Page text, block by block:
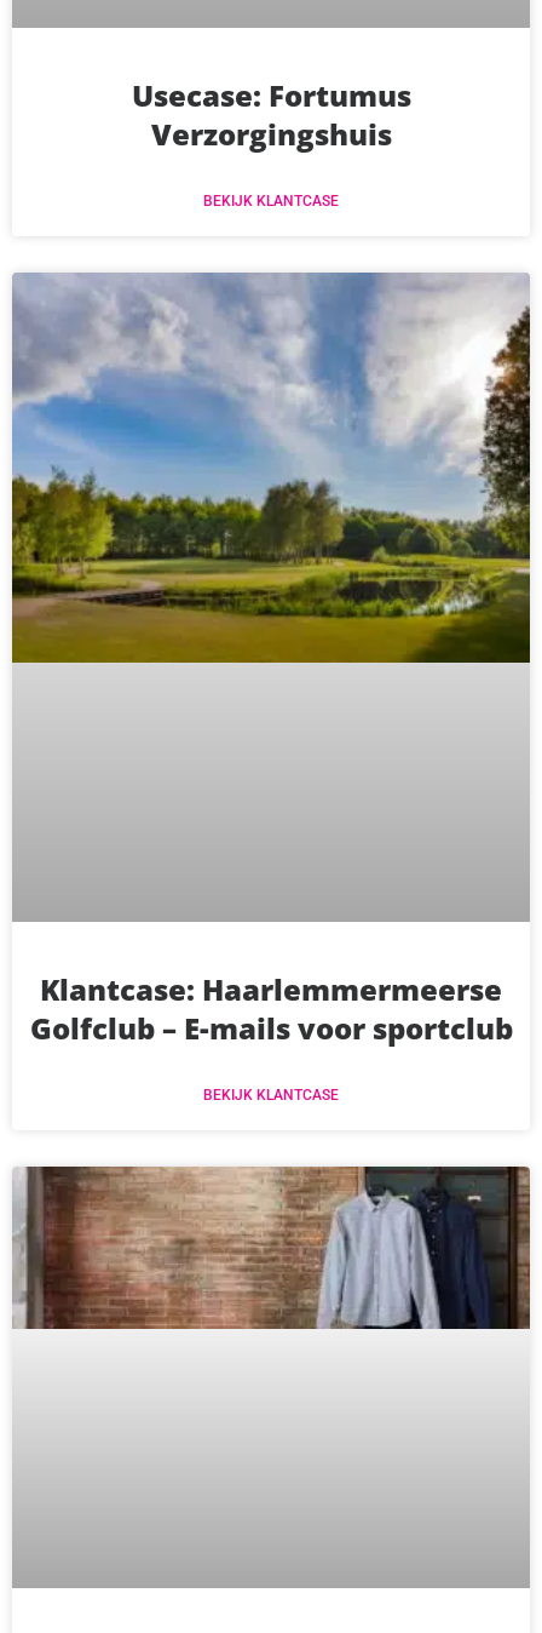
Usecase: Fortumus
Verzorgingshuis
BEKIJK KLANTCASE
Klantcase: Haarlemmermeerse
Golfclub – E-mails voor sportclub
BEKIJK KLANTCASE